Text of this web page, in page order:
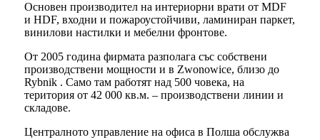
Основен производител на интериорни врати от MDF
и HDF, входни и пожароустойчиви, ламиниран паркет,
винилови настилки и мебелни фронтове.
От 2005 година фирмата разполага със собствени
производствени мощности и в Zwonowice, близо до
Rybnik . Само там работят над 500 човека, на
територия от 42 000 кв.м. – производствени линии и
складове.
Централното управление на офиса в Полша обслужва